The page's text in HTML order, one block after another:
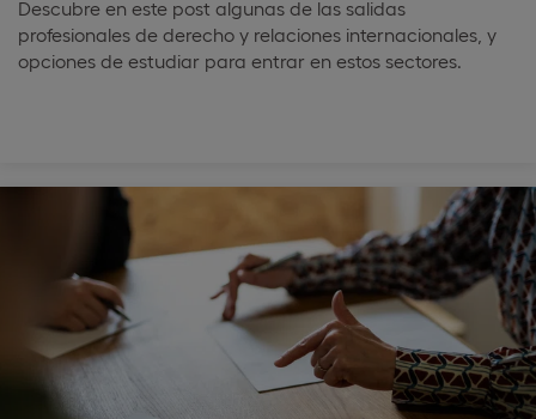
Descubre en este post algunas de las salidas
profesionales de derecho y relaciones internacionales, y
opciones de estudiar para entrar en estos sectores.